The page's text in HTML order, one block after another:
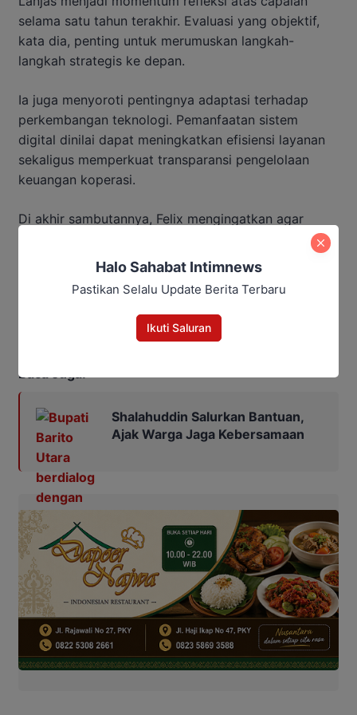
selama satu tahun terakhir. Evaluasi yang objektif,
kata dia, penting untuk merumuskan langkah-
langkah strategis ke depan.
Ia juga menyoroti pentingnya adaptasi terhadap
perkembangan teknologi. Pemanfaatan sistem
digital dinilai dapat meningkatkan efisiensi layanan
sekaligus memperkuat transparansi pengelolaan
keuangan koperasi.
Di akhir sambutannya, Felix mengingatkan agar
semangat kebersamaan. Koperasi yang sehat,
transparan, dan profesional, menurutnya, hanya
dapat terwujud melalui partisipasi aktif anggota dan
komitmen bersama untuk membangun ekonomi yang
berkeadilan. (Saleh)
Baca Juga:
Shalahuddin Salurkan Bantuan,
Ajak Warga Jaga Kebersamaan
Halo Sahabat Intimnews
Pastikan Selalu Update Berita Terbaru
Ikuti Saluran